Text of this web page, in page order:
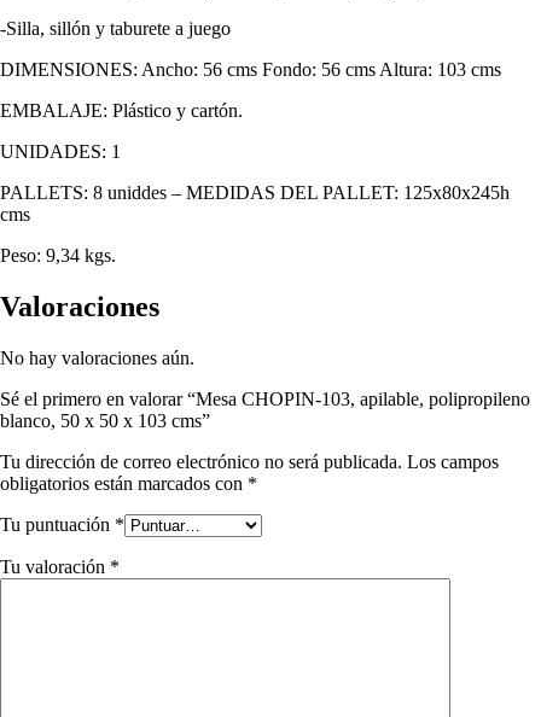
-Silla, sillón y taburete a juego
DIMENSIONES: Ancho: 56 cms Fondo: 56 cms Altura: 103 cms
EMBALAJE: Plástico y cartón.
UNIDADES: 1
PALLETS: 8 uniddes – MEDIDAS DEL PALLET: 125x80x245h
cms
Peso: 9,34 kgs.
Valoraciones
No hay valoraciones aún.
Sé el primero en valorar “Mesa CHOPIN-103, apilable, polipropileno
blanco, 50 x 50 x 103 cms”
Tu dirección de correo electrónico no será publicada. Los campos
obligatorios están marcados con *
Tu puntuación *
Tu valoración *